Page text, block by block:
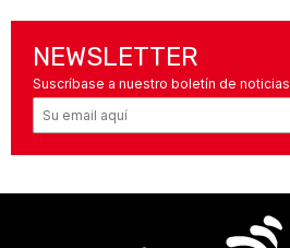
NEWSLETTER
Suscríbase a nuestro boletín de noticias